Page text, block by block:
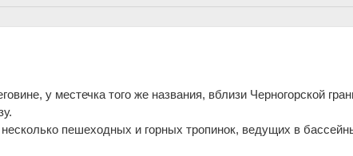
y местечка того же названия, вблизи Черногорской
пешеходных и горных тропинок, ведущих в